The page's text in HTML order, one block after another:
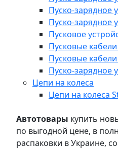
Пуско-зарядное
Пуско-зарядное
Пусковое
Пусковые
Пусковые
Пуско-зарядное
Цепи на колеса
Цепи на колеса
Автотовары купить
по выгодной цене, в
распаковки в Украине,